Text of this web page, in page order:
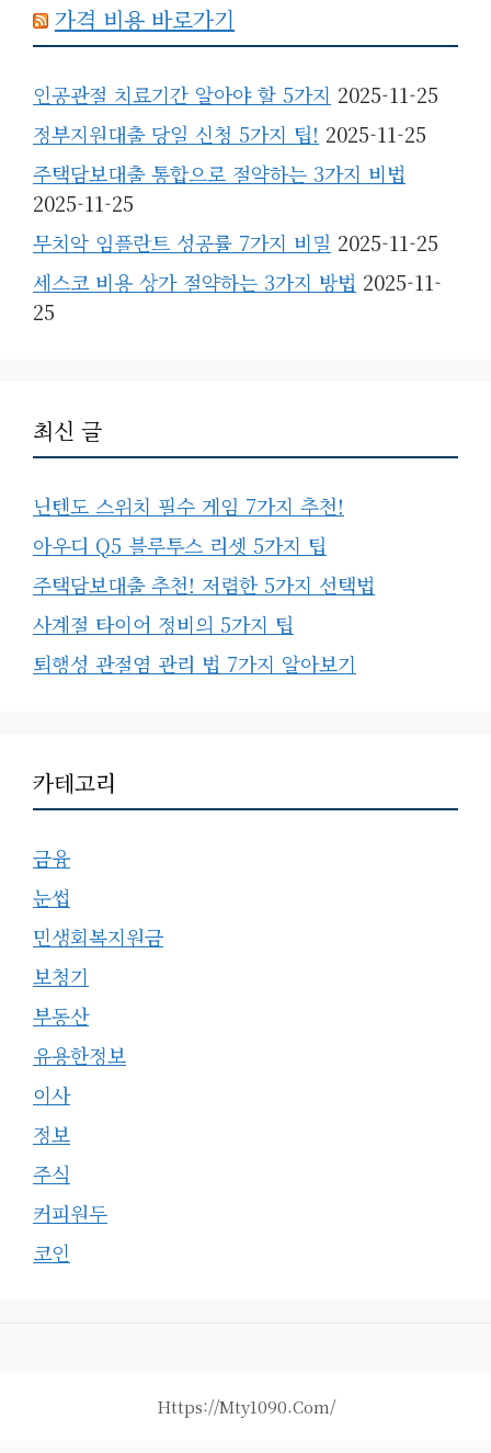
가격 비용 바로가기
인공관절 치료기간 알아야 할 5가지 2025-11-25
정부지원대출 당일 신청 5가지 팁! 2025-11-25
주택담보대출 통합으로 절약하는 3가지 비법
2025-11-25
무치악 임플란트 성공률 7가지 비밀 2025-11-25
세스코 비용 상가 절약하는 3가지 방법 2025-11-
25
최신 글
닌텐도 스위치 필수 게임 7가지 추천!
아우디 Q5 블루투스 리셋 5가지 팁
주택담보대출 추천! 저렴한 5가지 선택법
사계절 타이어 정비의 5가지 팁
퇴행성 관절염 관리 법 7가지 알아보기
카테고리
금융
눈썹
민생회복지원금
보청기
부동산
유용한정보
이사
정보
주식
커피원두
코인
Https://mty1090.com/